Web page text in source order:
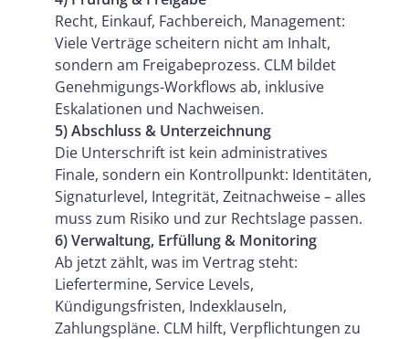
Recht, Einkauf, Fachbereich, Management:
Viele Verträge scheitern nicht am Inhalt,
sondern am Freigabeprozess. CLM bildet
Genehmigungs-Workflows ab, inklusive
Eskalationen und Nachweisen.
5) Abschluss & Unterzeichnung
Die Unterschrift ist kein administratives
Finale, sondern ein Kontrollpunkt: Identitäten,
Signaturlevel, Integrität, Zeitnachweise – alles
muss zum Risiko und zur Rechtslage passen.
6) Verwaltung, Erfüllung & Monitoring
Ab jetzt zählt, was im Vertrag steht:
Liefertermine, Service Levels,
Kündigungsfristen, Indexklauseln,
Zahlungspläne. CLM hilft, Verpflichtungen zu